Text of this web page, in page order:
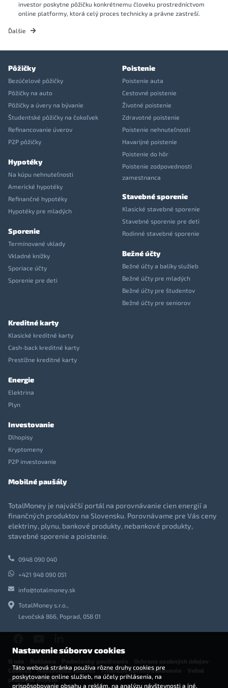
investor poskytne pôžičku konkrétnemu človeku prostredníctvom
online platformy, ktorá celý proces technicky a právne zastreší.
Ďalšie
Pôžičky
Bezúčelové pôžičky
Pôžičky na auto
Pôžičky a úvery na bývanie
Študentské pôžičky na čokoľvek
Refinancovanie úverov
P2P pôžičky
Hypotéky
Na kúpu nehnuteľnosti
Americké hypotéky
Refinančné hypotéky
Hypotéky pre mladých
Sporenie
Termínované vklady
Vkladné knížky
Sporiace účty
Sporenie pre deti
Poistenie
Poistenie auta
Cestovné poistenie
Životné poistenie
Zdravotné poistenie
Poistenie nehnuteľnosti
Havarijné poistenie
Poistenie do hôr
Poistenie zodpovednosti
zamestnanca
Stavebné sporenie
Klasické stavebné sporenie
Stavebné sporenie pre deti
Rodinné stavebné sporenie
Bežné účty
Bežné účty a balíky služieb
Bežné účty pre mladých
Bežné účty pre študentov
Bežné účty pre seniorov
Kreditné karty
Klasické kreditné karty
Cash-back kreditné karty
Prestížne kreditné karty
Energie
Elektrina
Plyn
Investovanie
Dlhopisy
Kryptomeny
P2P investovanie
Mobilné paušály
TotalMoney je najväčší portál na porovnávanie cien energií a
finančných produktov na Slovensku. Porovnávame pre Vás ceny
elektriny, plynu, bankové produkty, nebankové produkty,
stavebné sporenie a poistenie.
0948 090 040
+421 948 090 051
info@totalmoney.sk
TotalMoney s.r.o.,
Levočská 866, Poprad, 058 01
Cookies-Nastavenia cookies -Finančné sprostredkovanie
pracovné miesta
Nastavenie súborov cookies
Táto webová stránka používa rôzne druhy cookies pre
poskytovanie online služieb, na účely prihlásenia, na
prispôsobovanie obsahu a reklám, na analýzu návštevnosti a iné.